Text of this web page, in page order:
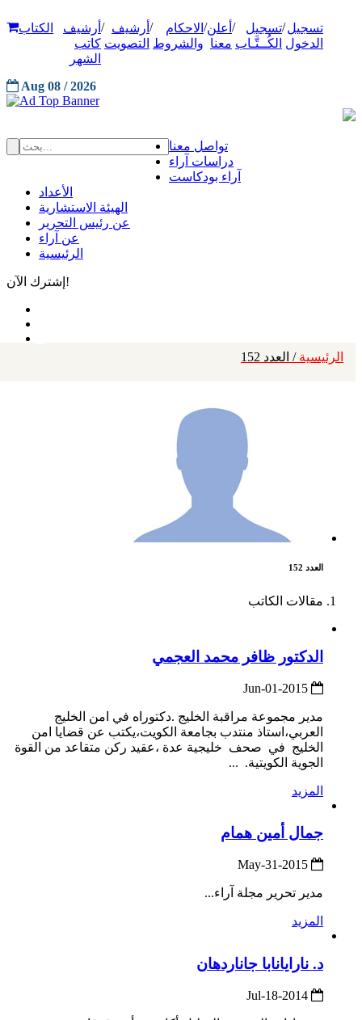
تسجيل
الدخول
/تسجيل
الكُــتَّـاب
/ أعلن
معنا
/ الاحكام
والشروط
/ أرشيف
التصويت
/ أرشيف
كاتب
الشهر
الكتاب
Aug 08 / 2026
تواصل معنا
دراسات آراء
آراء بودكاست
الأعداد
الهيئة الاستشارية
عن رئيس التحرير
عن آراء
الرئيسية
إشترك الآن!
الرئيسية / العدد 152
العدد 152
مقالات الكاتب
الدكتور ظافر محمد العجمي
مدير مجموعة مراقبة الخليج .دكتوراه في امن الخليج
العربي،استاذ منتدب بجامعة الكويت،يكتب عن قضايا امن
الخليج في صحف خليجية عدة ،عقيد ركن متقاعد من القوة
الجوية الكويتية. ...
المزيد
جمال أمين همام
مدير تحرير مجلة آراء...
المزيد
د. نارايانابا جاناردهان